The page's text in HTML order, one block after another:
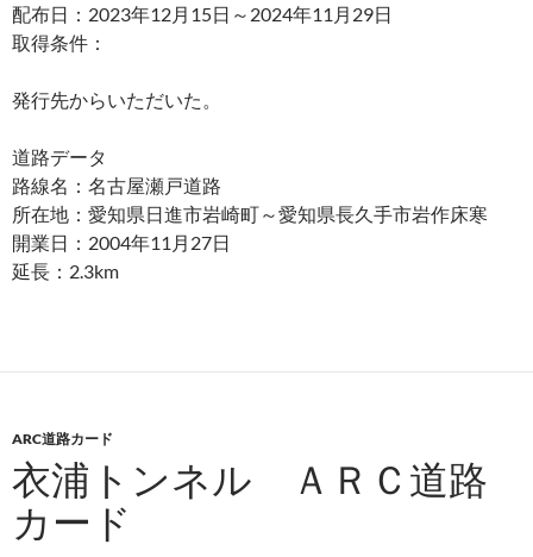
配布日：2023年12月15日～2024年11月29日
取得条件：
発行先からいただいた。
道路データ
路線名：名古屋瀬戸道路
所在地：愛知県日進市岩崎町～愛知県長久手市岩作床寒
開業日：2004年11月27日
延長：2.3km
ARC道路カード
衣浦トンネル ＡＲＣ道路
カード